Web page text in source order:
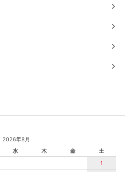
2026年8月
水 木 金
土
1